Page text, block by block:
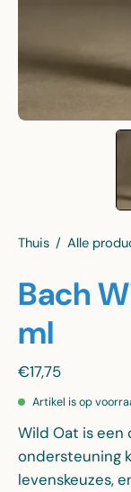
Thuis / Alle
Bach
ml
€17,75
Artikel is op
Wild Oat is een
ondersteuning
levenskeuzes,